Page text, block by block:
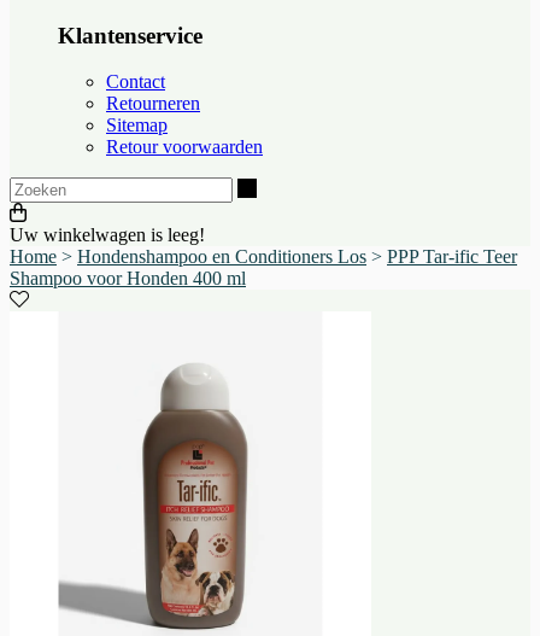
Klantenservice
Contact
Retourneren
Sitemap
Retour voorwaarden
Uw winkelwagen is leeg!
Home > Hondenshampoo en Conditioners Los > PPP Tar-ific Teer
Shampoo voor Honden 400 ml